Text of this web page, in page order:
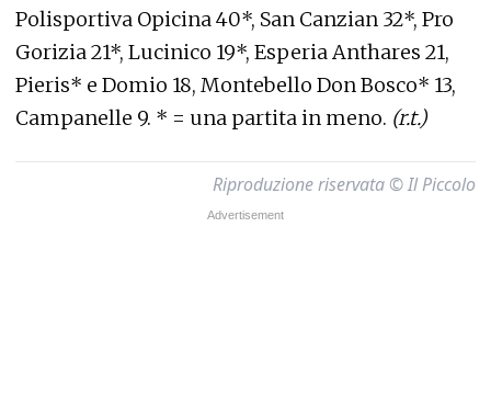
Polisportiva Opicina 40*, San Canzian 32*, Pro
Gorizia 21*, Lucinico 19*, Esperia Anthares 21,
Pieris* e Domio 18, Montebello Don Bosco* 13,
Campanelle 9. * = una partita in meno. (r.t.)
Riproduzione riservata © Il Piccolo